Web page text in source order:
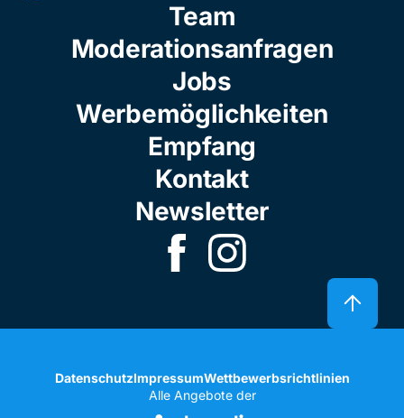
Team
Moderationsanfragen
Jobs
Werbemöglichkeiten
Empfang
Kontakt
Newsletter
DatenschutzImpressumWettbewerbsrichtlinien
Alle Angebote der